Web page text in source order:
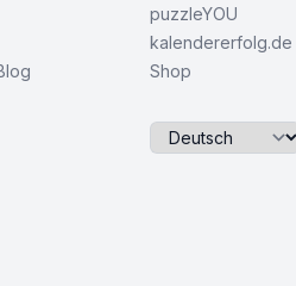
puzzleYOU
kalendererfolg.de
Shop